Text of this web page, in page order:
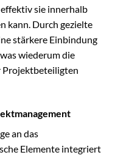
sie innerhalb
kann. Durch gezielte
stärkere Einbindung
wiederum die
Projektbeteiligten
an das
Elemente integriert